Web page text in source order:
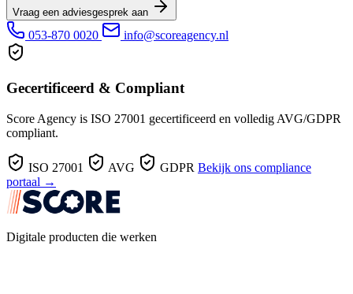
Vraag een adviesgesprek aan
053-870 0020 info@scoreagency.nl
Gecertificeerd & Compliant
Score Agency is ISO 27001 gecertificeerd en volledig AVG/GDPR
compliant.
ISO 27001 AVG GDPR Bekijk ons compliance
portaal →
Digitale producten die werken